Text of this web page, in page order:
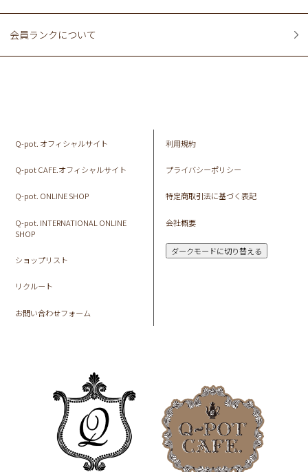
会員ランクについて
Q-pot. オフィシャルサイト
Q-pot CAFE.オフィシャルサイト
Q-pot. ONLINE SHOP
Q-pot. INTERNATIONAL ONLINE
SHOP
ショップリスト
リクルート
お問い合わせフォーム
利用規約
プライバシーポリシー
特定商取引法に基づく表記
会社概要
ダークモードに切り替える